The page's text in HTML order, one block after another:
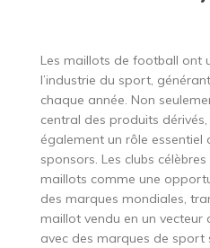
Les maillots de football ont
l’industrie du sport,
chaque année. Non
central des produits
également un rôle essentiel
sponsors. Les clubs
maillots comme une
des marques mondiales,
maillot vendu en un vecteur
avec des marques de